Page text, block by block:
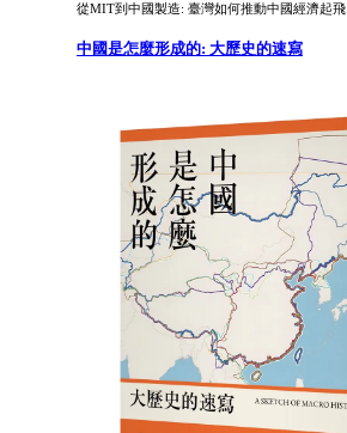
從MIT到中國製造: 臺灣如何推動中國經濟起飛
中國是怎麼形成的: 大歷史的速寫